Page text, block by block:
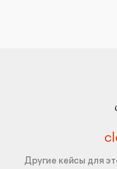
Другие кейсы для